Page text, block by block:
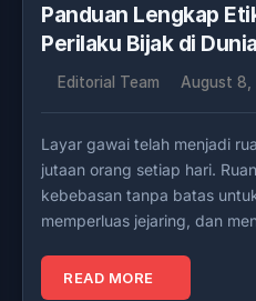
Panduan Lengkap
Perilaku Bijak di
Editorial Team August 8,
Layar gawai telah menjadi
jutaan orang setiap hari.
kebebasan tanpa batas
memperluas jejaring, dan
READ MORE